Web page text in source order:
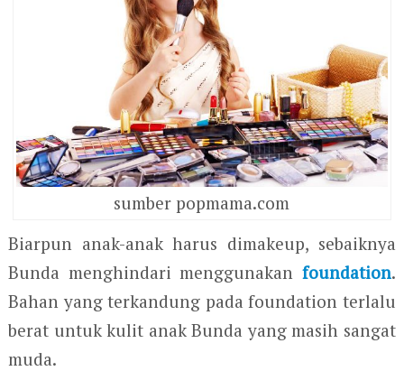
sumber popmama.com
Biarpun anak-anak harus dimakeup, sebaiknya
Bunda menghindari menggunakanfoundation.
Bahan yang terkandung pada foundation terlalu
berat untuk kulit anak Bunda yang masih sangat
muda.